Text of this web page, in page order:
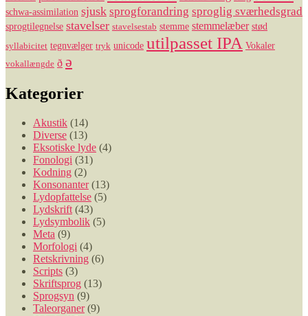
schwa-assimilation sjusk sprogforandring sproglig sværhedsgrad
sprogtilegnelse stavelser stavelsestab stemme stemmelæber stød
syllabicitet tegnvælger tryk unicode utilpasset IPA Vokaler
vokallængde ð ə
Kategorier
Akustik (14)
Diverse (13)
Eksotiske lyde (4)
Fonologi (31)
Kodning (2)
Konsonanter(13)
Lydopfattelse (5)
Lydskrift (43)
Lydsymbolik (5)
Meta (9)
Morfologi (4)
Retskrivning (6)
Scripts (3)
Skriftsprog (13)
Sprogsyn (9)
Taleorganer(9)